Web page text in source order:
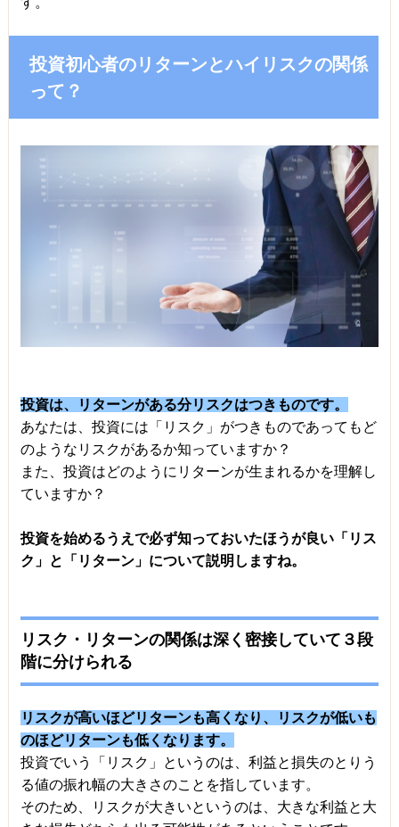
投資初心者のリターンとハイリスクの関係
って？
投資は、リターンがある分リスクはつきものです。
あなたは、投資には「リスク」がつきものであってもど
のようなリスクがあるか知っていますか？
また、投資はどのようにリターンが生まれるかを理解し
ていますか？
投資を始めるうえで必ず知っておいたほうが良い「リス
ク」と「リターン」について説明しますね。
リスク・リターンの関係は深く密接していて３段
階に分けられる
リスクが高いほどリターンも高くなり、リスクが低いも
のほどリターンも低くなります。
投資でいう「リスク」というのは、利益と損失のとりう
る値の振れ幅の大きさのことを指しています。
そのため、リスクが大きいというのは、大きな利益と大